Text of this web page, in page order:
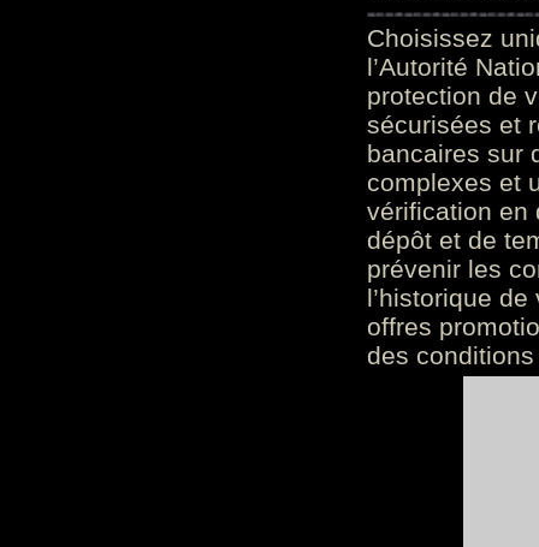
Choisissez
l’Autorité
protection de
sécurisées et
bancaires sur
complexes et
vérification en
dépôt et de
prévenir les
l’historique
offres
des